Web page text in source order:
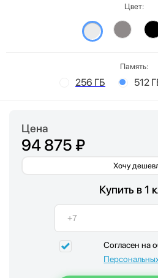
Цвет:
Память:
256 ГБ 512
Цена
94 875 ₽
Хочу
Купить в 1
Согласен на